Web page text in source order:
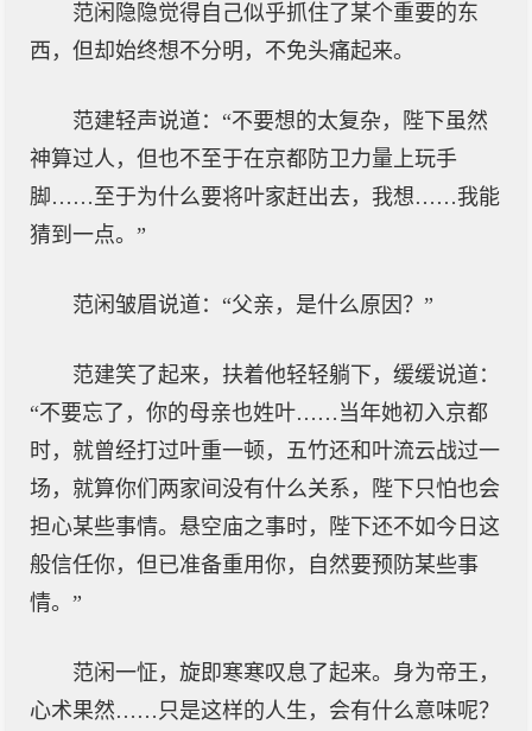
范闲隐隐觉得自己似乎抓住了某个重要的东
西，但却始终想不分明，不免头痛起来。
范建轻声说道：“不要想的太复杂，陛下虽然
神算过人，但也不至于在京都防卫力量上玩手
脚……至于为什么要将叶家赶出去，我想……我能
猜到一点。”
范闲皱眉说道：“父亲，是什么原因？”
范建笑了起来，扶着他轻轻躺下，缓缓说道：
“不要忘了，你的母亲也姓叶……当年她初入京都
时，就曾经打过叶重一顿，五竹还和叶流云战过一
场，就算你们两家间没有什么关系，陛下只怕也会
担心某些事情。悬空庙之事时，陛下还不如今日这
般信任你，但已准备重用你，自然要预防某些事
情。”
范闲一怔，旋即寒寒叹息了起来。身为帝王，
心术果然……只是这样的人生，会有什么意味呢？